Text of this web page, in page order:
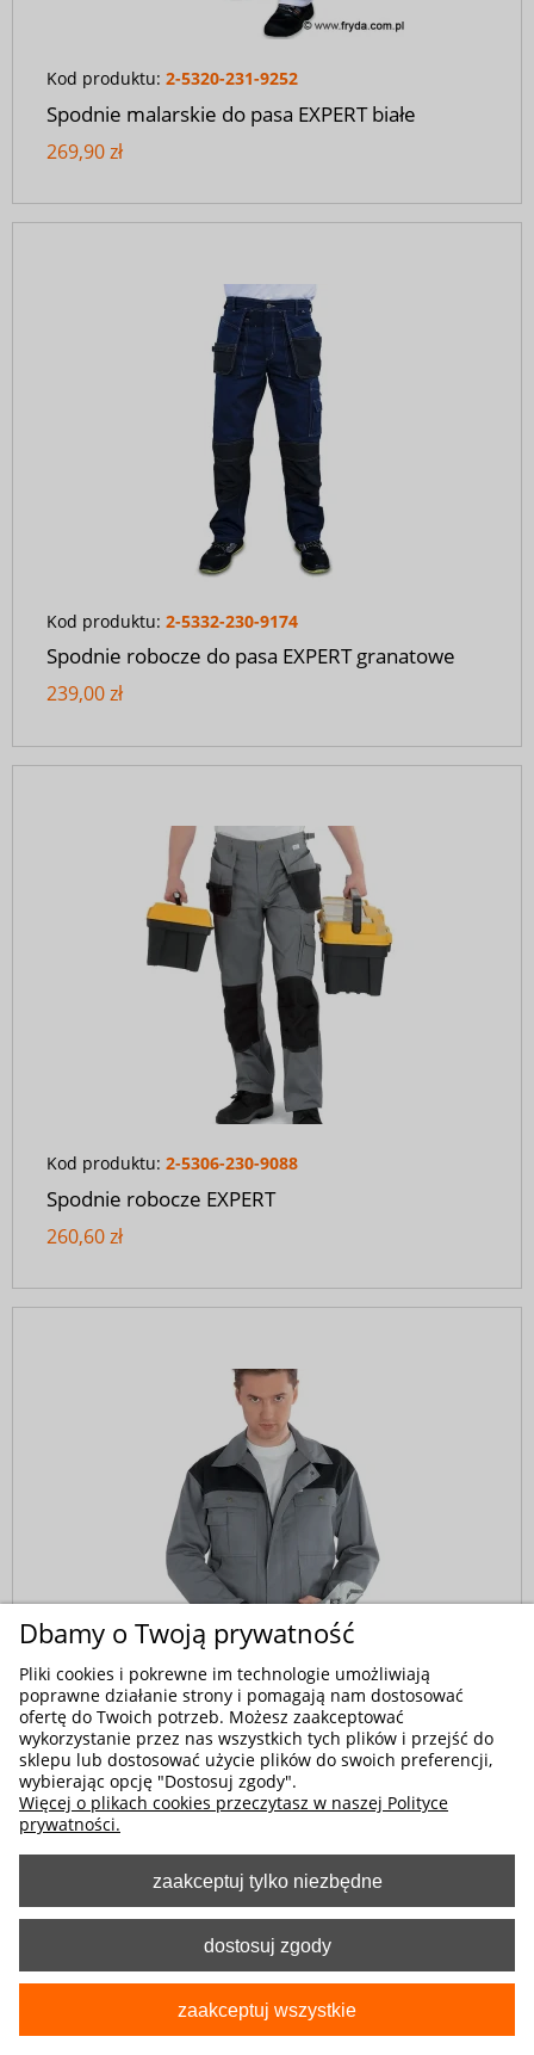
Kod produktu: 2-5320-231-9252
Spodnie malarskie do pasa EXPERT białe
269,90 zł
Kod produktu: 2-5332-230-9174
Spodnie robocze do pasa EXPERT granatowe
239,00 zł
Kod produktu: 2-5306-230-9088
Spodnie robocze EXPERT
260,60 zł
Kod produktu:2-3608-230-9088
Bluza robocza do pasa EXPERT
280,60 zł
Dbamy o Twoją prywatność
Pliki cookies i pokrewne im technologie umożliwiają
poprawne działanie strony i pomagają nam dostosować
ofertę do Twoich potrzeb. Możesz zaakceptować
wykorzystanie przez nas wszystkich tych plików i przejść do
sklepu lub dostosować użycie plików do swoich preferencji,
wybierając opcję "Dostosuj zgody".
Więcej o plikach cookies przeczytasz w naszej Polityce
prywatności.
zaakceptuj tylko niezbędne
dostosuj zgody
zaakceptuj wszystkie